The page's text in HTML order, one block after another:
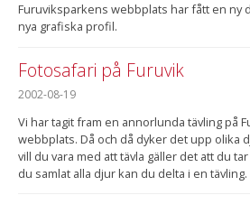
Furuviksparkens webbplats har fått en ny
nya grafiska profil.
Fotosafari på Furuvik
2002-08-19
Vi har tagit fram en annorlunda tävling på
webbplats. Då och då dyker det upp olika
vill du vara med att tävla gäller det att du
du samlat alla djur kan du delta i en tävling.